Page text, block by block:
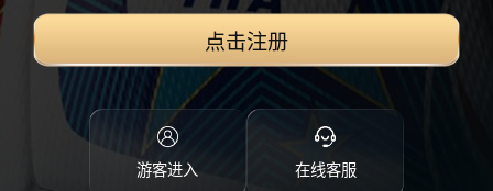
点击注册
游客进入 在线客服